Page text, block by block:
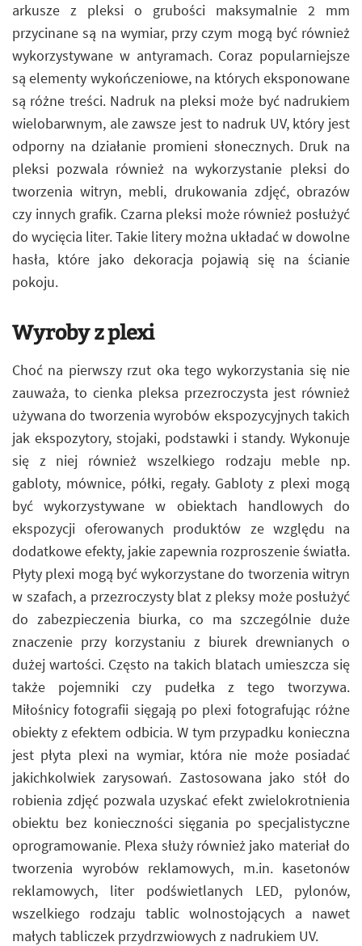
arkusze z pleksi o grubości maksymalnie 2 mm
przycinane są na wymiar, przy czym mogą być również
wykorzystywane w antyramach. Coraz popularniejsze
są elementy wykończeniowe, na których eksponowane
są różne treści. Nadruk na pleksi może być nadrukiem
wielobarwnym, ale zawsze jest to nadruk UV, który jest
odporny na działanie promieni słonecznych. Druk na
pleksi pozwala również na wykorzystanie pleksi do
tworzenia witryn, mebli, drukowania zdjęć, obrazów
czy innych grafik. Czarna pleksi może również posłużyć
do wycięcia liter. Takie litery można układać w dowolne
hasła, które jako dekoracja pojawią się na ścianie
pokoju.
Wyroby z plexi
Choć na pierwszy rzut oka tego wykorzystania się nie
zauważa, to cienka pleksa przezroczysta jest również
używana do tworzenia wyrobów ekspozycyjnych takich
jak ekspozytory, stojaki, podstawki i standy. Wykonuje
się z niej również wszelkiego rodzaju meble np.
gabloty, mównice, półki, regały. Gabloty z plexi mogą
być wykorzystywane w obiektach handlowych do
ekspozycji oferowanych produktów ze względu na
dodatkowe efekty, jakie zapewnia rozproszenie światła.
Płyty plexi mogą być wykorzystane do tworzenia witryn
w szafach, a przezroczysty blat z pleksy może posłużyć
do zabezpieczenia biurka, co ma szczególnie duże
znaczenie przy korzystaniu z biurek drewnianych o
dużej wartości. Często na takich blatach umieszcza się
także pojemniki czy pudełka z tego tworzywa.
Miłośnicy fotografii sięgają po plexi fotografując różne
obiekty z efektem odbicia. W tym przypadku konieczna
jest płyta plexi na wymiar, która nie może posiadać
jakichkolwiek zarysowań. Zastosowana jako stół do
robienia zdjęć pozwala uzyskać efekt zwielokrotnienia
obiektu bez konieczności sięgania po specjalistyczne
oprogramowanie. Plexa służy również jako materiał do
tworzenia wyrobów reklamowych, m.in. kasetonów
reklamowych, liter podświetlanych LED, pylonów,
wszelkiego rodzaju tablic wolnostojących a nawet
małych tabliczek przydrzwiowych z nadrukiem UV.